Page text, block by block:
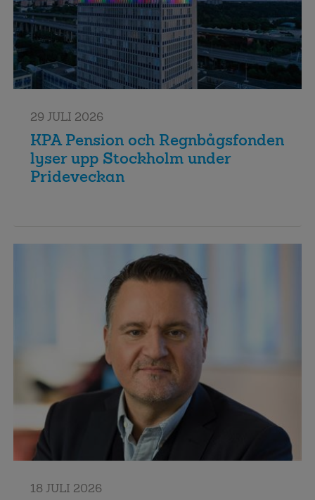
29 JULI 2026
KPA Pension och Regnbågsfonden
lyser upp Stockholm under
Prideveckan
18 JULI 2026